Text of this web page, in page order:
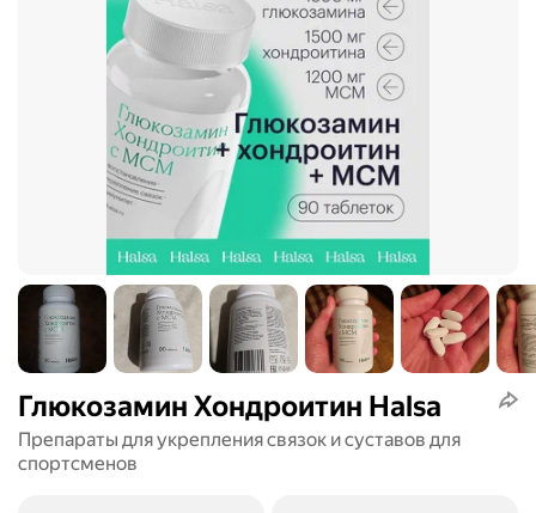
Глюкозамин Хондроитин Halsa
Препараты для укрепления связок и суставов для
спортсменов